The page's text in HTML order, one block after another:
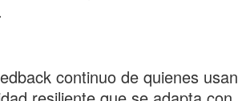
continuo de quienes usan